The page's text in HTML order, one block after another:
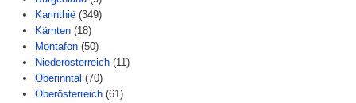
Karinthië (349)
Kärnten (18)
Montafon (50)
Niederösterreich (11)
Oberinntal (70)
Oberösterreich (61)